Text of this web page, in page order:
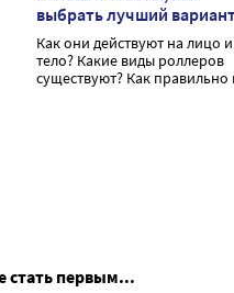
выбрать лучший
Как они действуют на лицо и
тело? Какие виды роллеров
существуют? Как правильно
стать первым...